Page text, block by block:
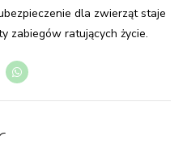
dla zwierząt staje
zabiegów ratujących życie.